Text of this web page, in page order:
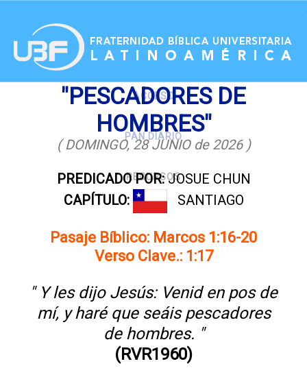
ACCESO
PAN DIARIO
RECURSOS
"PESCADORES DE
HOMBRES"
( DOMINGO, 28 JUNIO de 2026 )
PREDICADO POR:JOSUE CHUN
CAPÍTULO:
SANTIAGO
Pasaje Bíblico: Marcos 1:16-20
Verso Clave.: 1:17
" Y les dijo Jesús: Venid en pos de
mí, y haré que seáis pescadores
de hombres. "
(RVR1960)